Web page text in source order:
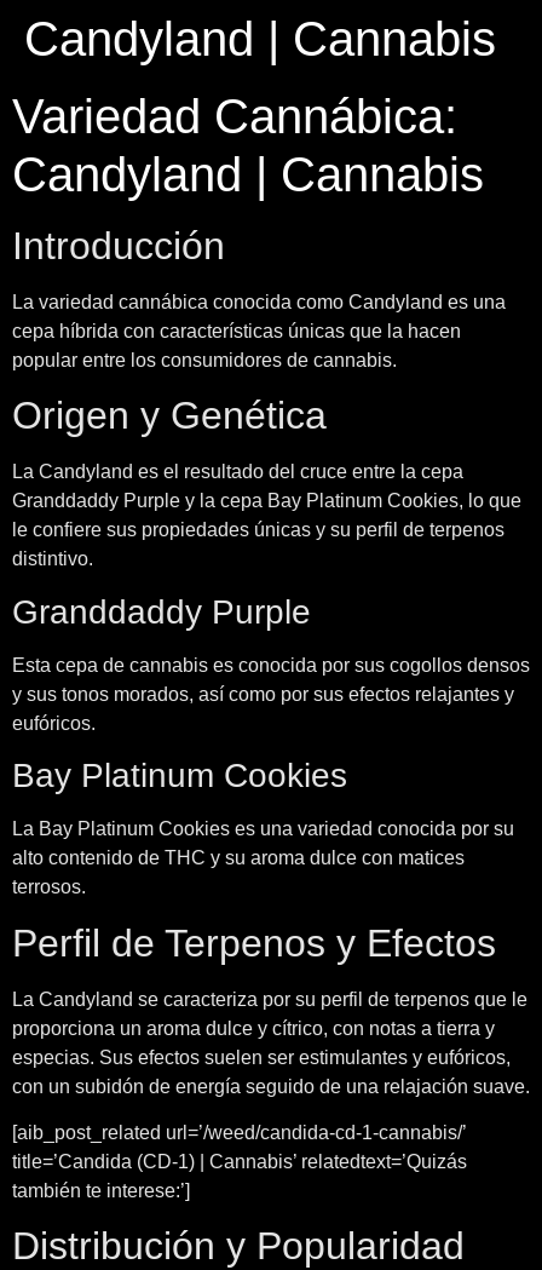
Candyland | Cannabis
Variedad Cannábica:
Candyland | Cannabis
Introducción
La variedad cannábica conocida como Candyland es una
cepa híbrida con características únicas que la hacen
popular entre los consumidores de cannabis.
Origen y Genética
La Candyland es el resultado del cruce entre la cepa
Granddaddy Purple y la cepa Bay Platinum Cookies, lo que
le confiere sus propiedades únicas y su perfil de terpenos
distintivo.
Granddaddy Purple
Esta cepa de cannabis es conocida por sus cogollos densos
y sus tonos morados, así como por sus efectos relajantes y
eufóricos.
Bay Platinum Cookies
La Bay Platinum Cookies es una variedad conocida por su
alto contenido de THC y su aroma dulce con matices
terrosos.
Perfil de Terpenos y Efectos
La Candyland se caracteriza por su perfil de terpenos que le
proporciona un aroma dulce y cítrico, con notas a tierra y
especias. Sus efectos suelen ser estimulantes y eufóricos,
con un subidón de energía seguido de una relajación suave.
[aib_post_related url=’/weed/candida-cd-1-cannabis/’
title=’Candida (CD-1) | Cannabis’ relatedtext=’Quizás
también te interese:’]
Distribución y Popularidad